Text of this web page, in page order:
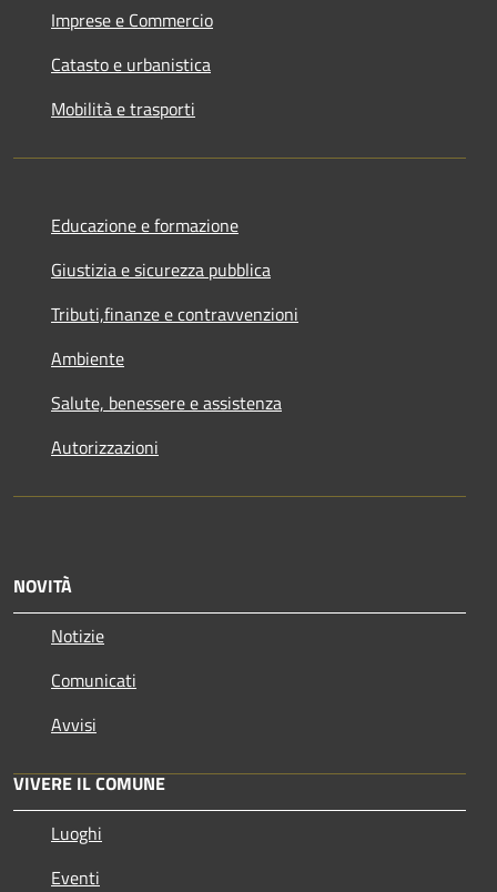
Imprese e Commercio
Catasto e urbanistica
Mobilità e trasporti
Educazione e formazione
Giustizia e sicurezza pubblica
Tributi,finanze e contravvenzioni
Ambiente
Salute, benessere e assistenza
Autorizzazioni
NOVITÀ
Notizie
Comunicati
Avvisi
VIVERE IL COMUNE
Luoghi
Eventi